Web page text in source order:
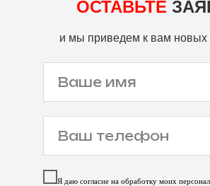
Я даю согласие на обработку моих
ОСТАВЬТЕ
и мы приведем к вам новых